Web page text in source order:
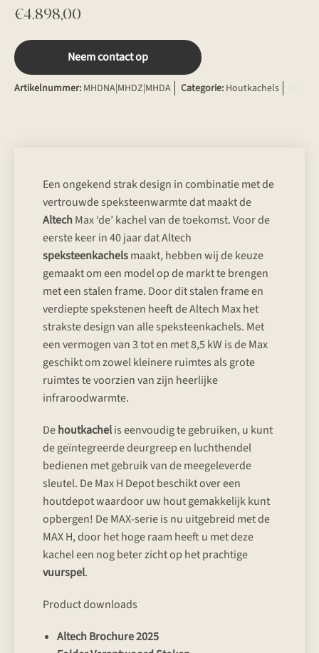
€4.898,00
Neem contact op
Artikelnummer: MHDNA|MHDZ|MHDA Categorie: Houtkachels
Een ongekend strak design in combinatie met de
vertrouwde speksteenwarmte dat maakt de
AltechMax ‘de’ kachel van de toekomst. Voor de
eerste keer in 40 jaar dat Altech
speksteenkachelsmaakt, hebben wij de keuze
gemaakt om een model op de markt te brengen
met een stalen frame. Door dit stalen frame en
verdiepte spekstenen heeft de Altech Max het
strakste design van alle speksteenkachels. Met
een vermogen van 3 tot en met 8,5 kW is de Max
geschikt om zowel kleinere ruimtes als grote
ruimtes te voorzien van zijn heerlijke
infraroodwarmte.
Dehoutkachelis eenvoudig te gebruiken, u kunt
de geïntegreerde deurgreep en luchthendel
bedienen met gebruik van de meegeleverde
sleutel. De Max H Depot beschikt over een
houtdepot waardoor uw hout gemakkelijk kunt
opbergen! De MAX-serie is nu uitgebreid met de
MAX H, door het hoge raam heeft u met deze
kachel een nog beter zicht op het prachtige
vuurspel.
Product downloads
Altech Brochure 2025